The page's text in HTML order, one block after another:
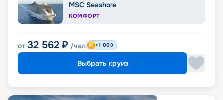
MSC Seashore
КОМФОРТ
от 32 562 ₽ /чел +1 000
Выбрать круиз